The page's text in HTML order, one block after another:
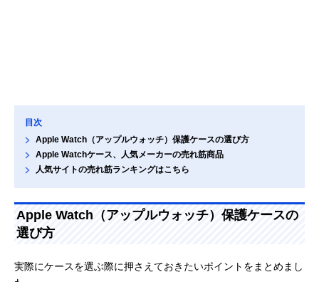
目次
Apple Watch（アップルウォッチ）保護ケースの選び方
Apple Watchケース、人気メーカーの売れ筋商品
人気サイトの売れ筋ランキングはこちら
Apple Watch（アップルウォッチ）保護ケースの
選び方
実際にケースを選ぶ際に押さえておきたいポイントをまとめまし